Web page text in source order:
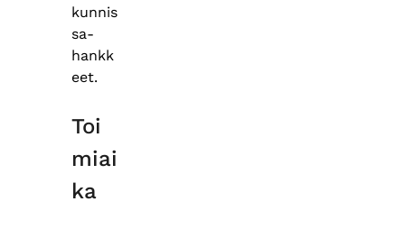
kunnis
sa-
hankk
eet.
Toi
miai
ka